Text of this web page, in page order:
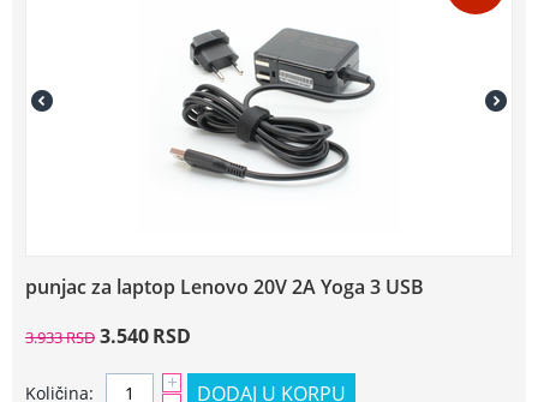
punjac za laptop Lenovo 20V 2A Yoga 3 USB
3.933RSD 3.540RSD
Količina: + DODAJ U KORPU